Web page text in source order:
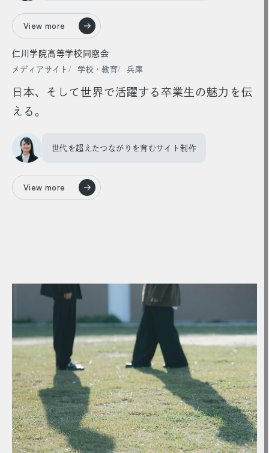
View more
仁川学院高等学校同窓会
メディアサイト 学校・教育 兵庫
日本、そして世界で活躍する卒業生の魅力を伝
える。
世代を超えたつながりを育むサイト制作
View more